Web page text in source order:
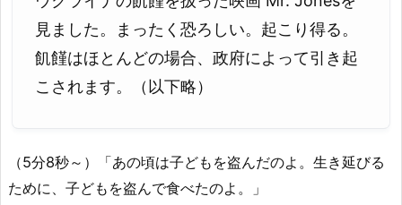
見ました。まったく恐ろしい。起こり得る。
飢饉はほとんどの場合、政府によって引き起
こされます。（以下略）
（5分8秒～）「あの頃は子どもを盗んだのよ。生き延びる
ために、子どもを盗んで食べたのよ。」